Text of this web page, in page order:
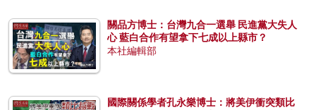
關品方博士：台灣九合一選舉 民進黨大失人
心 藍白合作有望拿下七成以上縣市？
本社編輯部
國際關係學者孔永樂博士：將美伊衝突類比